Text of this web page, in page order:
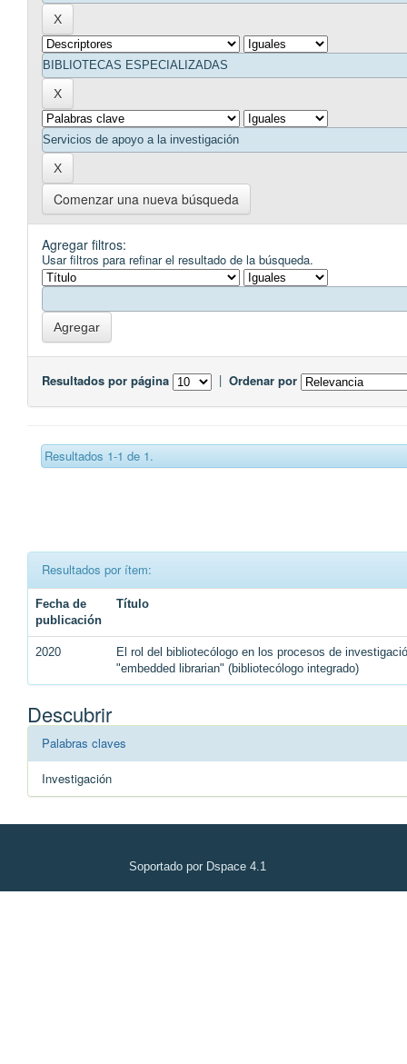
Comenzar una nueva búsqueda
Agregar filtros:
Usar filtros para refinar el resultado de la búsqueda.
Resultados por página | Ordenar por
Resultados 1-1 de 1.
Resultados por ítem:
Fecha de
publicación
Título
2020
El rol del bibliotecólogo en los procesos de
"embedded librarian" (bibliotecólogo integrado)
Descubrir
Palabras claves
Investigación
Soportado por Dspace 4.1